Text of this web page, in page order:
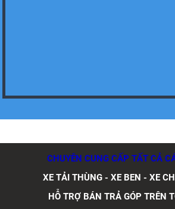
CHUYÊN CUNG CẤP TẤT CẢ
XE TẢI THÙNG - XE BEN - XE
HỖ TRỢ BÁN TRẢ GÓP TRÊN